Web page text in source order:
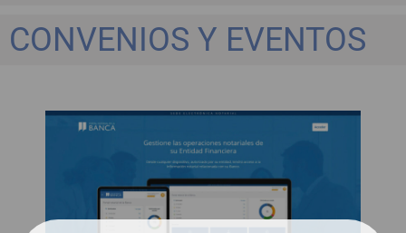
CONVENIOS Y EVENTOS